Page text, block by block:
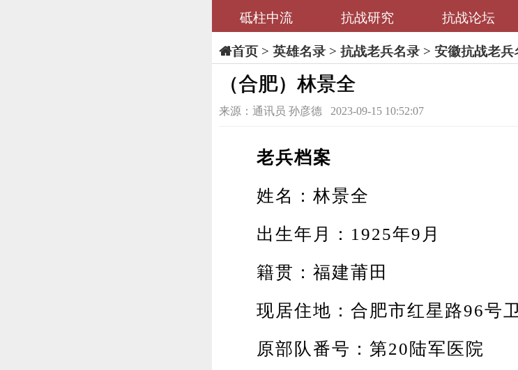
砥柱中流
抗战研究 抗战论坛
首页> 英雄名录> 抗战老兵名录> 安徽抗战老兵
（合肥）林景全
来源：通讯员 孙彦德 2023-09-15 10:52:07
老兵档案
姓名：林景全
出生年月：1925年9月
籍贯：福建莆田
现居住地：合肥市红星路96号卫
原部队番号：第20陆军医院